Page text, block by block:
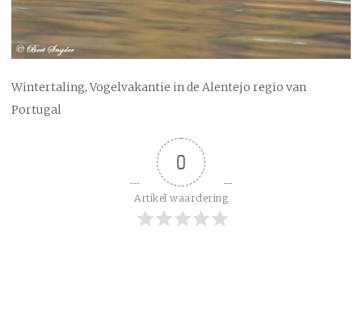
Wintertaling, Vogelvakantie in de Alentejo regio van
Portugal
0
Artikel waardering